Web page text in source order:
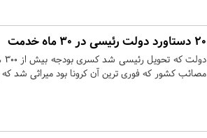
۲۰ دستاورد دولت رئیسی در ۳۰ ماه خدمت
مصائب کشور که فوری ترین آن کرونا بود میراثی شد